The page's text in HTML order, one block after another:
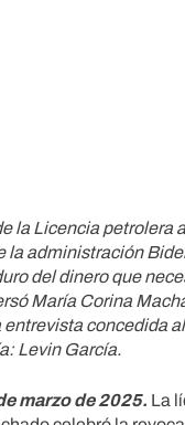
la Licencia petrolera
la administración
del dinero que
María Corina
entrevista concedida
Levin García.
marzo de 2025. La